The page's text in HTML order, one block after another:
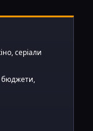
серіали
бюджети,